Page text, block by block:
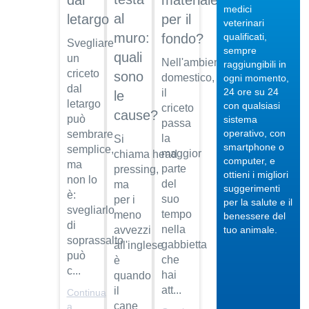
letargo
Svegliare
un
criceto
dal
letargo
può
sembrare
semplice,
ma
non lo
è:
svegliarlo
di
soprassalto
può
c...
Continua
a
al
muro:
quali
sono
le
cause?
Si
chiama head
pressing,
ma
per i
meno
avvezzi
all'inglese
è
quando
il
cane
per il
fondo?
Nell'ambiente
domestico,
il
criceto
passa
la
maggior
parte
del
suo
tempo
nella
gabbietta
che
hai
att...
medici
veterinari
qualificati,
sempre
raggiungibili in
ogni momento,
24 ore su 24
con qualsiasi
sistema
operativo, con
smartphone o
computer, e
ottieni i migliori
suggerimenti
per la salute e il
benessere del
tuo animale.
04/10/
Veterinario
di
Maurizio
Albano
Guarda
il video
04/10/
Regalare